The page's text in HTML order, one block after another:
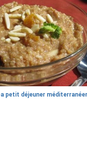
petit déjeuner